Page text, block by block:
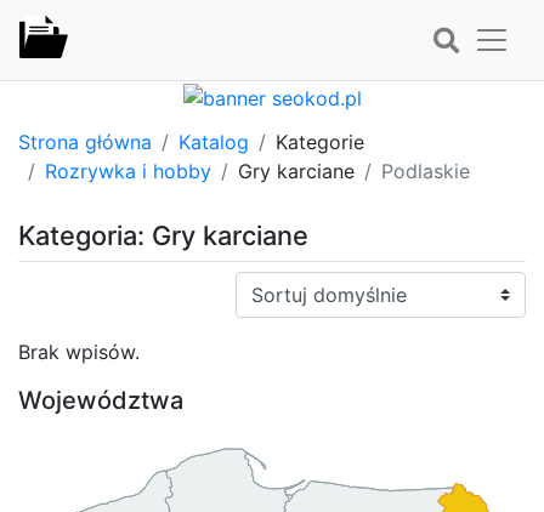
Strona główna Katalog
Kategorie
Rozrywka i hobby
Gry karciane Podlaskie
Kategoria: Gry karciane
Sortuj:
Brak wpisów.
Województwa